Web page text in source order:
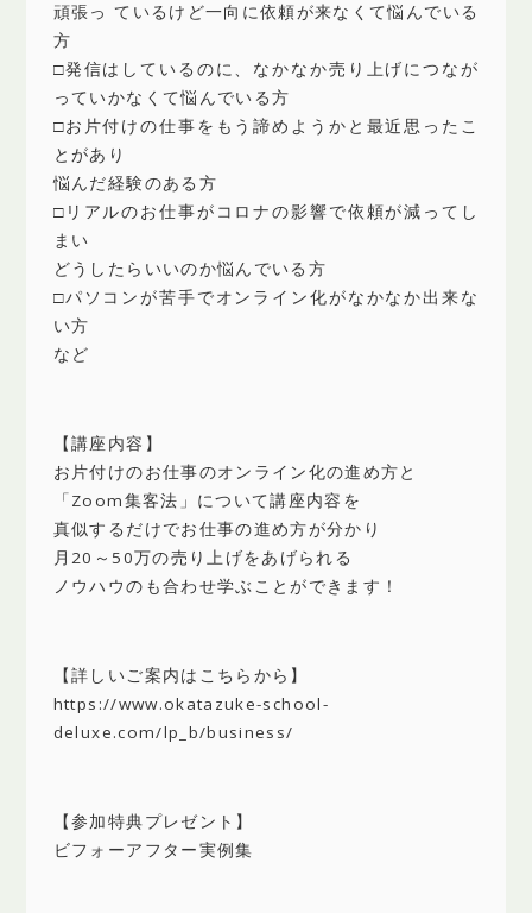
頑張っ ているけど一向に依頼が来なくて悩んでいる
方
□発信はしているのに、なかなか売り上げにつなが
っていかなくて悩んでいる方
□お片付けの仕事をもう諦めようかと最近思ったこ
とがあり
悩んだ経験のある方
□リアルのお仕事がコロナの影響で依頼が減ってし
まい
どうしたらいいのか悩んでいる方
□パソコンが苦手でオンライン化がなかなか出来な
い方
など
【講座内容】
お片付けのお仕事のオンライン化の進め方と
「Zoom集客法」について講座内容を
真似するだけでお仕事の進め方が分かり
月20～50万の売り上げをあげられる
ノウハウのも合わせ学ぶことができます！
【詳しいご案内はこちらから】
https://www.okatazuke-school-
deluxe.com/lp_b/business/
【参加特典プレゼント】
ビフォーアフター実例集